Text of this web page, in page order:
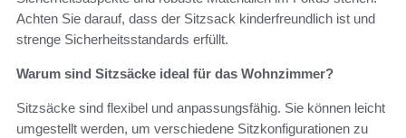
Achten Sie darauf, dass der Sitzsack kinderfreundlich ist und
strenge Sicherheitsstandards erfüllt.
Warum sind Sitzsäcke ideal für das Wohnzimmer?
Sitzsäcke sind flexibel und anpassungsfähig. Sie können leicht
umgestellt werden, um verschiedene Sitzkonfigurationen zu